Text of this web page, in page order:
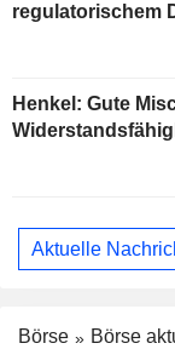
regulatorischem
Henkel: Gute
Aktuelle
Börse
Börse